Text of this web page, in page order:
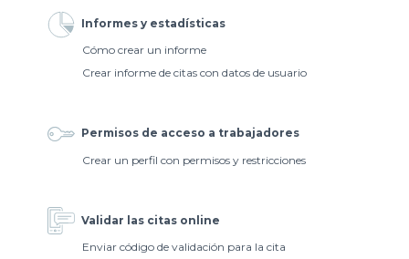
Informes y estadísticas
Cómo crear un informe
Crear informe de citas con datos de usuario
Permisos de acceso a trabajadores
Crear un perfil con permisos y restricciones
Validar las citas online
Enviar código de validación para la cita